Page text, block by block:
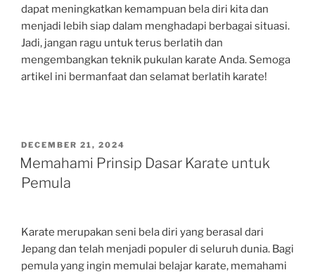
dapat meningkatkan kemampuan bela diri kita dan
menjadi lebih siap dalam menghadapi berbagai situasi.
Jadi, jangan ragu untuk terus berlatih dan
mengembangkan teknik pukulan karate Anda. Semoga
artikel ini bermanfaat dan selamat berlatih karate!
POSTED
ON
DECEMBER 21, 2024
Memahami Prinsip Dasar Karate untuk
Pemula
Karate merupakan seni bela diri yang berasal dari
Jepang dan telah menjadi populer di seluruh dunia. Bagi
pemula yang ingin memulai belajar karate, memahami